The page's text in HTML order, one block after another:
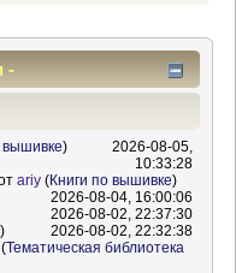
-
)
2026-08-05,
10:33:28
ariy(Книги по вышивке)
2026-08-04, 16:00:06
2026-08-02, 22:37:30
)
2026-08-02, 22:32:38
(Тематическая библиотека